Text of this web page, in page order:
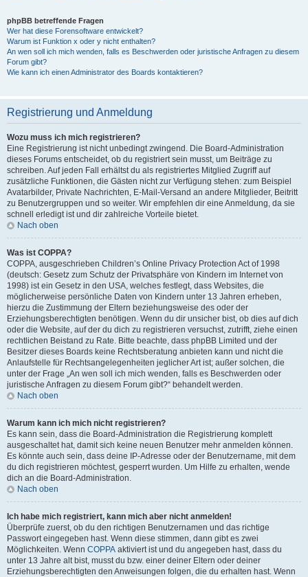
phpBB betreffende Fragen
Wer hat diese Forensoftware entwickelt?
Warum ist Funktion x oder y nicht enthalten?
An wen soll ich mich wenden, falls es Beschwerden oder juristische Anfragen zu diesem
Forum gibt?
Wie kann ich einen Administrator des Boards kontaktieren?
Registrierung und Anmeldung
Wozu muss ich mich registrieren?
Eine Registrierung ist nicht unbedingt zwingend. Die Board-Administration
dieses Forums entscheidet, ob du registriert sein musst, um Beiträge zu
schreiben. Auf jeden Fall erhältst du als registriertes Mitglied Zugriff auf
zusätzliche Funktionen, die Gästen nicht zur Verfügung stehen: zum Beispiel
Avatarbilder, Private Nachrichten, E-Mail-Versand an andere Mitglieder, Beitritt
zu Benutzergruppen und so weiter. Wir empfehlen dir eine Anmeldung, da sie
schnell erledigt ist und dir zahlreiche Vorteile bietet.
Nach oben
Was ist COPPA?
COPPA, ausgeschrieben Children’s Online Privacy Protection Act of 1998
(deutsch: Gesetz zum Schutz der Privatsphäre von Kindern im Internet von
1998) ist ein Gesetz in den USA, welches festlegt, dass Websites, die
möglicherweise persönliche Daten von Kindern unter 13 Jahren erheben,
hierzu die Zustimmung der Eltern beziehungsweise des oder der
Erziehungsberechtigten benötigen. Wenn du dir unsicher bist, ob dies auf dich
oder die Website, auf der du dich zu registrieren versuchst, zutrifft, ziehe einen
rechtlichen Beistand zu Rate. Bitte beachte, dass phpBB Limited und der
Besitzer dieses Boards keine Rechtsberatung anbieten kann und nicht die
Anlaufstelle für Rechtsangelegenheiten jeglicher Art ist; außer solchen, die
unter der Frage „An wen soll ich mich wenden, falls es Beschwerden oder
juristische Anfragen zu diesem Forum gibt?“ behandelt werden.
Nach oben
Warum kann ich mich nicht registrieren?
Es kann sein, dass die Board-Administration die Registrierung komplett
ausgeschaltet hat, damit sich keine neuen Benutzer mehr anmelden können.
Es könnte auch sein, dass deine IP-Adresse oder der Benutzername, mit dem
du dich registrieren möchtest, gesperrt wurden. Um Hilfe zu erhalten, wende
dich an die Board-Administration.
Nach oben
Ich habe mich registriert, kann mich aber nicht anmelden!
Überprüfe zuerst, ob du den richtigen Benutzernamen und das richtige
Passwort eingegeben hast. Wenn diese stimmen, dann gibt es zwei
Möglichkeiten. Wenn COPPA aktiviert ist und du angegeben hast, dass du
unter 13 Jahre alt bist, musst du bzw. einer deiner Eltern oder deiner
Erziehungsberechtigten den Anweisungen folgen, die du erhalten hast. Wenn